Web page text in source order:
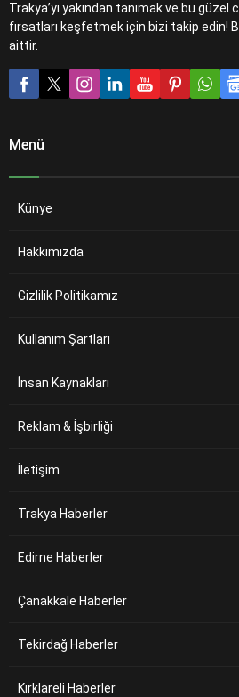
Trakya’yı yakından tanımak ve bu güzel
fırsatları keşfetmek için bizi takip edin!
aittir.
Menü
Künye
Hakkımızda
Gizlilik Politikamız
Kullanım Şartları
İnsan Kaynakları
Reklam & İşbirliği
İletişim
Trakya Haberler
Edirne Haberler
Çanakkale Haberler
Tekirdağ Haberler
Kırklareli Haberler